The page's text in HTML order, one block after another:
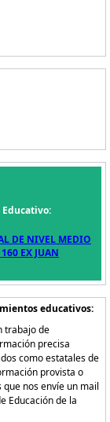
Educativo:
DE NIVEL MEDIO
EX JUAN
educativos:
trabajo de
precisa
como estatales de
provista o
nos envíe un mail
Educación de la